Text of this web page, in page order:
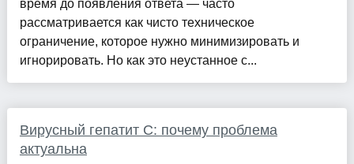
время до появления ответа — часто
рассматривается как чисто техническое
ограничение, которое нужно минимизировать и
игнорировать. Но как это неустанное с...
Вирусный гепатит С: почему проблема
актуальна